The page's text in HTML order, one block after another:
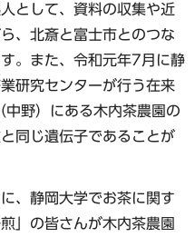
として、資料の収集や近
、北斎と富士市とのつな
。また、令和元年7月に静
研究センターが行う在来
野）にある木内茶農園の
同じ遺伝子であることが
、静岡大学でお茶に関す
」の皆さんが木内茶農園